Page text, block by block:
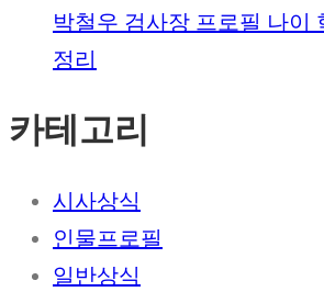
박철우 검사장 프로필 나이
정리
카테고리
시사상식
인물프로필
일반상식